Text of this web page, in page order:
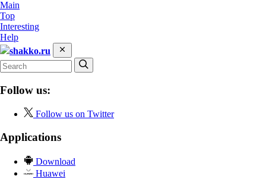
Main
Top
Interesting
Help
shakko.ru
Follow us:
Follow us on Twitter
Applications
Download
Huawei